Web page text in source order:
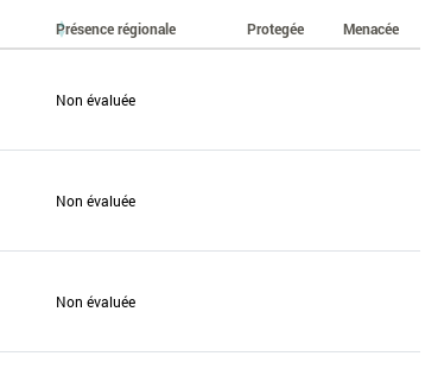
Présence régionale Protegée Menacée
Non évaluée
Non évaluée
Non évaluée